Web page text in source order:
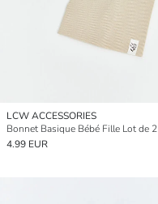
LCW ACCESSORIES
Bonnet Basique Bébé Fille Lot de 2
4.99 EUR